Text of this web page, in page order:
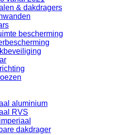
& dakdragers
bescherming
aluminium
RVS
dakdrager